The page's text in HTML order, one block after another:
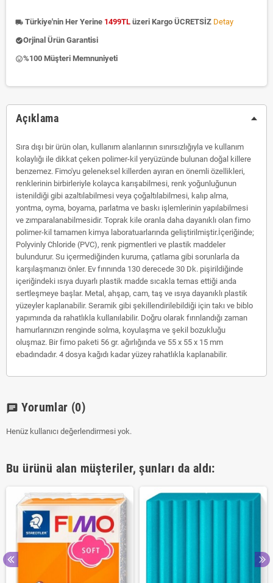
local_shipping Türkiye'nin Her Yerine 1499TL üzeri Kargo ÜCRETSİZ Detay
check_circleOrjinal Ürün Garantisi
insert_emoticon%100 Müşteri Memnuniyeti
Açıklama
Sıra dışı bir ürün olan, kullanım alanlarının sınırsızlığıyla ve kullanım
kolaylığı ile dikkat çeken polimer-kil yeryüzünde bulunan doğal killere
benzemez. Fimo'yu geleneksel killerden ayıran en önemli özellikleri,
renklerinin birbirleriyle kolayca karışabilmesi, renk yoğunluğunun
istenildiği gibi azaltılabilmesi veya çoğaltılabilmesi, kalıp alma,
yontma, oyma, boyama, parlatma ve baskı işlemlerinin yapılabilmesi
ve zımparalanabilmesidir. Toprak kile oranla daha dayanıklı olan fimo
polimer-kil tamamen kimya laboratuarlarında geliştirilmiştir.İçeriğinde;
Polyvinly Chloride (PVC), renk pigmentleri ve plastik maddeler
bulundurur. Su içermediğinden kuruma, çatlama gibi sorunlarla da
karşılaşmanızı önler. Ev fırınında 130 derecede 30 Dk. pişirildiğinde
içeriğindeki ısıya duyarlı plastik madde sıcakla temas ettiği anda
sertleşmeye başlar. Metal, ahşap, cam, taş ve ısıya dayanıklı plastik
yüzeyler kaplanabilir. Seramik gibi şekillendirilebildiği için takı ve biblo
yapımında da rahatlıkla kullanılabilir. Doğru olarak fırınlandığı zaman
hamurlarınızın renginde solma, koyulaşma ve şekil bozukluğu
oluşmaz. Bir fimo paketi 56 gr. ağırlığında ve 55 x 55 x 15 mm
ebadındadır. 4 dosya kağıdı kadar yüzey rahatlıkla kaplanabilir.
chat Yorumlar (0)
Henüz kullanıcı değerlendirmesi yok.
Bu ürünü alan müşteriler, şunları da aldı: